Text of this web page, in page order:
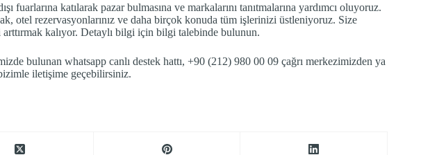
fuarlarına katılarak pazar bulmasına ve markalarını tanıtmalarına yardımcı oluyoruz.
otel rezervasyonlarınız ve daha birçok konuda tüm işlerinizi üstleniyoruz. Size
kalıyor. Detaylı bilgi için bilgi talebinde bulunun.
bulunan whatsapp canlı destek hattı, +90 (212) 980 00 09 çağrı merkezimizden ya
iletişime geçebilirsiniz.